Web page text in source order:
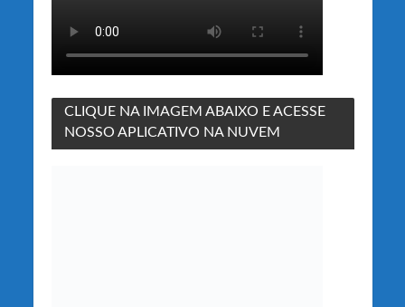
CLIQUE NA IMAGEM ABAIXO E ACESSE
NOSSO APLICATIVO NA NUVEM